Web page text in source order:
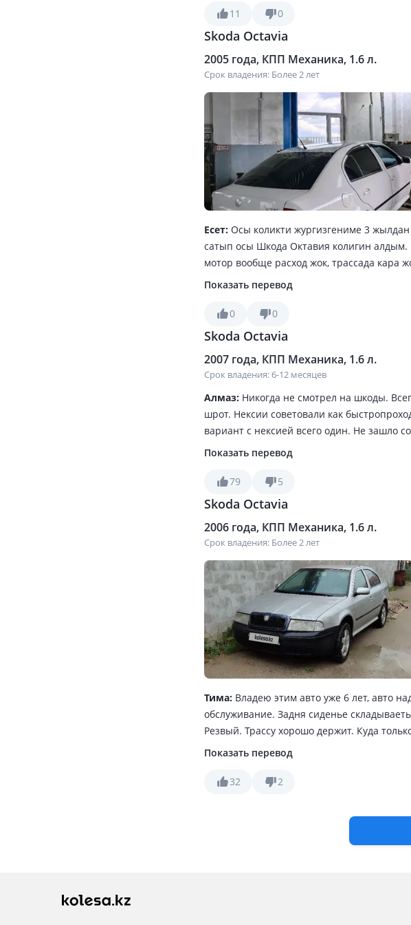
11 0
Skoda Octavia
2005 года, КПП Механика, 1.6 л.
Срок владения: Более 2 лет
Есет: Осы коликти жургизгениме 3
сатып осы Шкода Октавия колигин
мотор вообще расход жок, трассада кара
коликтеринин запчасть келе береди,
есе артык, байкасаныздар бундай
кореди
Показать перевод
0 0
Skoda Octavia
2007 года, КПП Механика, 1.6 л.
Срок владения: 6-12 месяцев
Алмаз: Никогда не смотрел на шкоды.
шрот. Нексии советовали как
вариант с нексией всего один. Не зашло
салона, посадки, хода. Ездил и на камри
Экономичная на трассе 6 литров, город
недооценена, думаю посвежее брать
перекинул шланги на печку и нет
Показать перевод
79 5
Skoda Octavia
2006 года, КПП Механика, 1.6 л.
Срок владения: Более 2 лет
Тима: Владею этим авто уже 6 лет, авто
обслуживание. Задня сиденье
Резвый. Трассу хорошо держит. Куда
городу 7.8литров. По трассе 6, 5лит.
Показать перевод
32 2